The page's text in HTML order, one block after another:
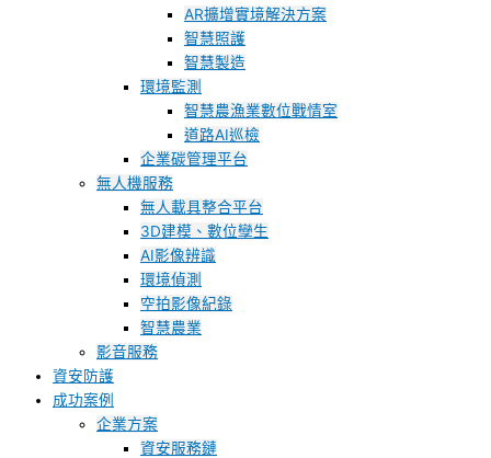
AR擴增實境解決方案
智慧照護
智慧製造
環境監測
智慧農漁業數位戰情室
道路AI巡檢
企業碳管理平台
無人機服務
無人載具整合平台
3D建模、數位孿生
AI影像辨識
環境偵測
空拍影像紀錄
智慧農業
影音服務
資安防護
成功案例
企業方案
資安服務鏈